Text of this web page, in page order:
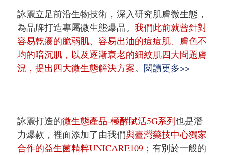
詠麗立足前沿生物技術，深入研究肌膚微生態，
為品牌打造專屬微生態爆品。 我們此前就曾針對
容易乾癢的脆弱肌、容易出油的痘痘肌、膚色不
均的暗沉肌，以及逐漸衰老的細紋肌四大問題膚
況，提出四大微生態解決方案。 閱讀更多>>
詠麗打造的微生態產品-極酵賦活5G系列也是潛
力爆款，裡面添加了由我們與臺灣藥技中心獨家
合作的益生菌精粹UNICARE109；有別於一般的